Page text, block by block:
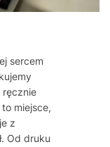
sercem
ręcznie
miejsce,
z
Od druku